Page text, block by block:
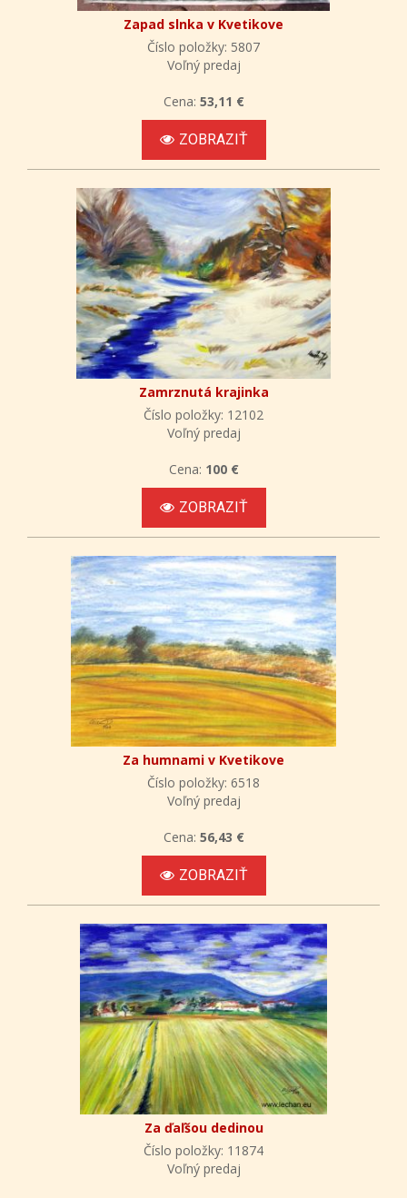
Zapad slnka v Kvetikove
Číslo položky: 5807
Voľný predaj
Cena: 53,11 €
ZOBRAZIŤ
Zamrznutá krajinka
Číslo položky: 12102
Voľný predaj
Cena: 100 €
ZOBRAZIŤ
Za humnami v Kvetikove
Číslo položky: 6518
Voľný predaj
Cena: 56,43 €
ZOBRAZIŤ
Za ďaľšou dedinou
Číslo položky: 11874
Voľný predaj